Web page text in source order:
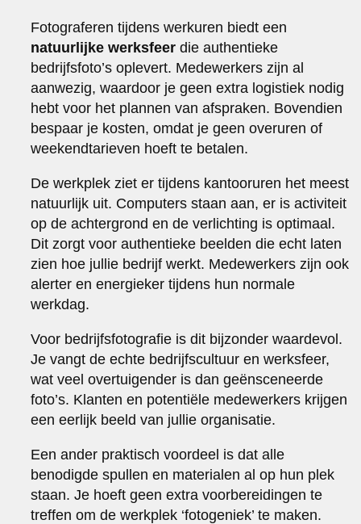
Fotograferen tijdens werkuren biedt een
natuurlijke werksfeer die authentieke
bedrijfsfoto’s oplevert. Medewerkers zijn al
aanwezig, waardoor je geen extra logistiek nodig
hebt voor het plannen van afspraken. Bovendien
bespaar je kosten, omdat je geen overuren of
weekendtarieven hoeft te betalen.
De werkplek ziet er tijdens kantooruren het meest
natuurlijk uit. Computers staan aan, er is activiteit
op de achtergrond en de verlichting is optimaal.
Dit zorgt voor authentieke beelden die echt laten
zien hoe jullie bedrijf werkt. Medewerkers zijn ook
alerter en energieker tijdens hun normale
werkdag.
Voor bedrijfsfotografie is dit bijzonder waardevol.
Je vangt de echte bedrijfscultuur en werksfeer,
wat veel overtuigender is dan geënsceneerde
foto’s. Klanten en potentiële medewerkers krijgen
een eerlijk beeld van jullie organisatie.
Een ander praktisch voordeel is dat alle
benodigde spullen en materialen al op hun plek
staan. Je hoeft geen extra voorbereidingen te
treffen om de werkplek ‘fotogeniek’ te maken.